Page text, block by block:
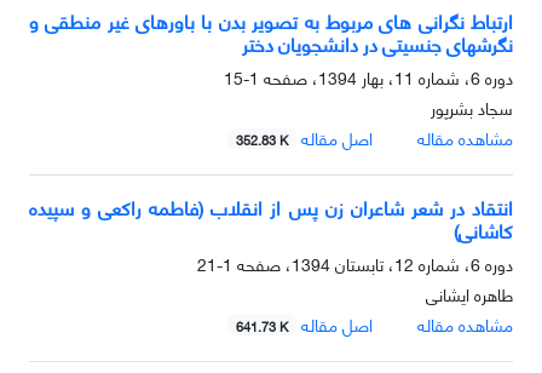
ارتباط نگرانی های مربوط به تصویر بدن با باورهای غیر منطقی و
نگرشهای جنسیتی در دانشجویان دختر
دوره 6، شماره 11، بهار 1394، صفحه
1-15
سجاد بشرپور
مشاهده مقاله
اصل مقاله 352.83 K
انتقاد در شعر شاعران زن پس از انقلاب (فاطمه راکعی و سپیده
کاشانی)
دوره 6، شماره 12، تابستان 1394، صفحه
1-21
طاهره ایشانی
مشاهده مقاله
اصل مقاله 641.73 K